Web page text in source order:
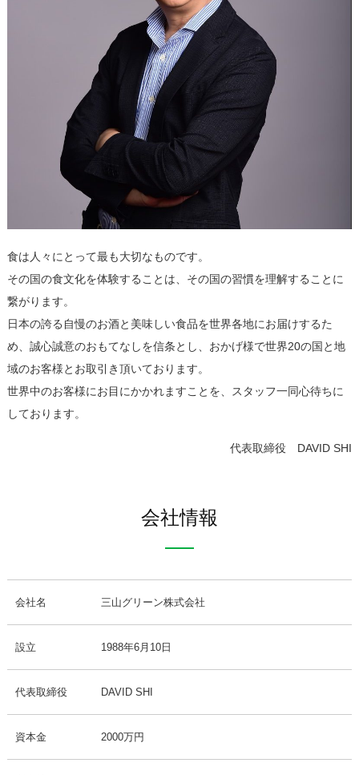
食は人々にとって最も大切なものです。
その国の食文化を体験することは、その国の習慣を理解することに
繋がります。
日本の誇る自慢のお酒と美味しい食品を世界各地にお届けするた
め、誠心誠意のおもてなしを信条とし、おかげ様で世界20の国と地
域のお客様とお取引き頂いております。
世界中のお客様にお目にかかれますことを、スタッフ一同心待ちに
しております。
代表取締役 DAVID SHI
会社情報
会社名 三山グリーン株式会社
設立 1988年6月10日
代表取締役 DAVID SHI
資本金 2000万円